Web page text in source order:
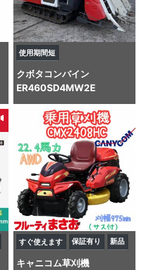
使用期間短
クボタ コンバイン
ER460SD4MW2E
すぐ使えます 保証有り 新品
キャニコム草刈機